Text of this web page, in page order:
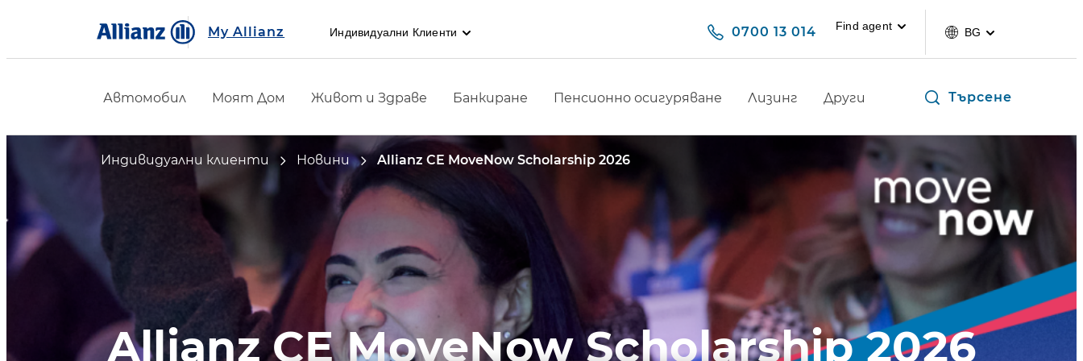
My Allianz Индивидуални Клиенти 0700 13 014 Find agent BG
Автомобил Моят Дом Живот и Здраве Банкиране Пенсионно осигуряване Лизинг Други Търсене
Индивидуални клиенти Новини Allianz CE MoveNow Scholarship 2026
Allianz CE MoveNow Scholarship 2026